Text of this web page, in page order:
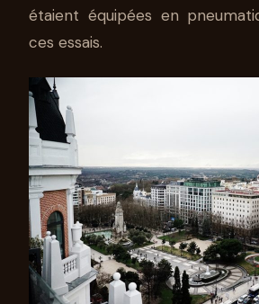
étaient équipées en
ces essais.